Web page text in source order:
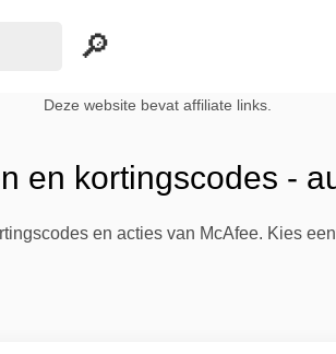
Deze website bevat affiliate links.
en kortingscodes -
en acties van McAfee. Kies